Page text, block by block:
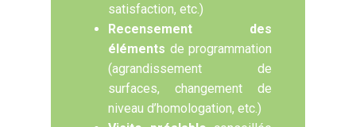
satisfaction, etc.)
Recensement des
éléments de programmation
(agrandissement de
surfaces, changement de
niveau d’homologation, etc.)